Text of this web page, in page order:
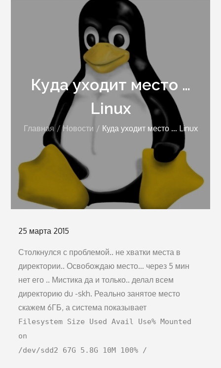
Куда уходит место …
Linux
Главная Новости Куда уходит место … Linux
Опубликовано
25 марта 2015
Столкнулся с проблемой.. не хватки места в
директории.. Освобождаю место… через 5 мин
нет его .. Мистика да и только.. делал всем
директорию du -skh. Реально занятое место
скажем 6ГБ, а система показывает
Filesystem Size Used Avail Use% Mounted
on
/dev/sdd2 67G 5.8G 10М 100% /